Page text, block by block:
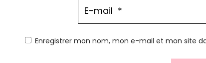
Enregistrer mon nom, mon e-mail et mon site